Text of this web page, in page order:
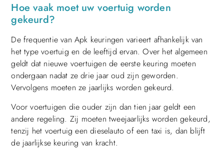
Hoe vaak moet uw voertuig worden
gekeurd?
De frequentie van Apk keuringen varieert afhankelijk van
het type voertuig en de leeftijd ervan. Over het algemeen
geldt dat nieuwe voertuigen de eerste keuring moeten
ondergaan nadat ze drie jaar oud zijn geworden.
Vervolgens moeten ze jaarlijks worden gekeurd.
Voor voertuigen die ouder zijn dan tien jaar geldt een
andere regeling. Zij moeten tweejaarlijks worden gekeurd,
tenzij het voertuig een dieselauto of een taxi is, dan blijft
de jaarlijkse keuring van kracht.